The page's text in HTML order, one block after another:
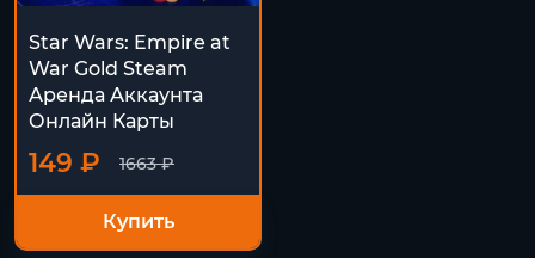
Star Wars: Empire at
War Gold Steam
Аренда Аккаунта
Онлайн Карты
1663 ₽
149 ₽
Купить